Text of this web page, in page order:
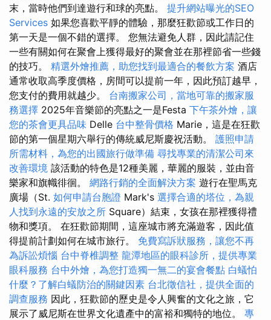
末，當時他們到達遊行和球的亮點。 提升網站曝光的SEO
Services 如果您喜歡平靜的體驗，那麼狂歡節或工作日的
第一天是一個不錯的選擇。 您無法避免人群，因此請記住
一些有關如何在聚會上獲得最好的聚會並在那裡節省一些錢
的技巧。 精選外燴推薦，助您找到最適合的餐飲方案 酒店
通常收取高季度價格，房間可以提前一年，因此預訂越早，
您支付的費用就越少。 台南搬家公司，當地可靠的搬家服
務選擇 2025年音樂節的亮點之一是Festa 下午茶外燴，讓
您的茶會更具品味 Delle 台中整骨價格 Marie，這是在狂歡
節的第一個星期六舉行的傳統威尼斯慶祝活動。 護照申請
所需材料，為您的出國旅行做準備 尋找專業的清潔公司來
改善環境 該活動的特色是12種美麗，華麗的服裝，並由音
樂家和旗幟徘徊。 網路行銷的全面解決方案 遊行在聖馬克
廣場（St. 如何申請台胞證 Mark's 選擇合適的塔位，為親
人找到永遠的安放之所 Square）結束，女孩在那裡獲得禮
物和獎項。 在狂歡節期間，這座城市將充滿遊客，因此值
得提前計劃如何在城市旅行。 免費寫訴狀服務，讓您不再
為訴訟煩惱 台中脊椎調整 龍潭地區的眼科診所，提供專業
眼科服務 台中外燴，為您打造獨一無二的宴會餐點 白蟻怕
什麼？了解白蟻防治的關鍵因素 台北徵信社，提供全面的
調查服務 因此，狂歡節的歷史是令人興奮的文化之旅，它
展示了威尼斯在世界文化遺產中的富裕和獨特的地位。 專